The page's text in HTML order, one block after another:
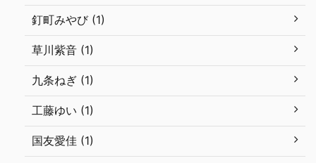
釘町みやび (1)
草川紫音 (1)
九条ねぎ (1)
工藤ゆい (1)
国友愛佳 (1)